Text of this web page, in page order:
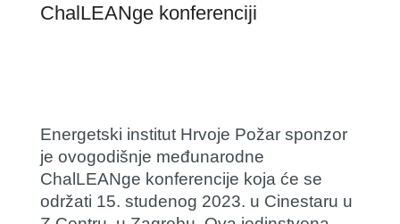
ChalLEANge konferenciji
Energetski institut Hrvoje Požar sponzor
je ovogodišnje međunarodne
ChalLEANge konferencije koja će se
održati 15. studenog 2023. u Cinestaru u